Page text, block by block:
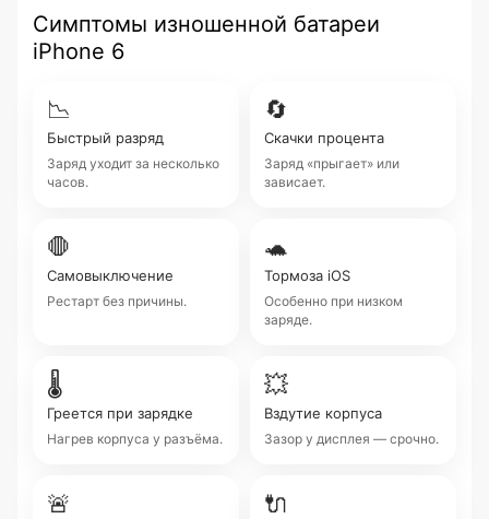
Симптомы изношенной батареи
iPhone 6
📉
Быстрый разряд
Заряд уходит за несколько
часов.
🔄
Скачки процента
Заряд «прыгает» или
зависает.
🛑
Самовыключение
Рестарт без причины.
🐢
Тормоза iOS
Особенно при низком
заряде.
🌡
Греется при зарядке
Нагрев корпуса у разъёма.
💥
Вздутие корпуса
Зазор у дисплея — срочно.
🚨 🔌